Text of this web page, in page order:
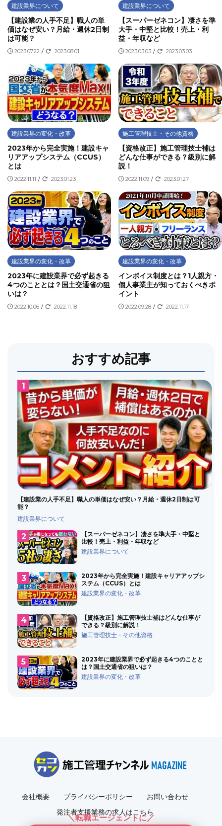
建設業界について
【建設業の人手不足】職人の単
価はなぜ安い？月給・週休2日制
は可能？
2023.07.22 / 2023.08.01
建設業界について
【スーパーゼネコン】凄さを準
大手・中堅と比較！売上・利
益・年収など
2023.03.03 / 2023.03.03
建設業界の変化・改革
2023年から完全実施！建設キャ
リアアップシステム（CCUS）
とは
2022.11.11 / 2023.01.23
施工管理技士・その他資格
【資格改正】施工管理技士補は
どんな仕事ができる？級別に解
説！
2022.11.09 / 2023.01.27
建設業界の変化・改革
2023年に建設業界で必ず起きる
4つのこととは？国土交通省の狙
いは？
2022.10.06 / 2022.11.18
建設業界の変化・改革
インボイス制度とは？1人親方・
個人事業主が知っておくべきポ
イント
2022.09.28 / 2022.11.17
おすすめ記事
【建設業の人手不足】職人の単価はなぜ安い？月給・週休2日制は可
能？
建設業界について
【スーパーゼネコン】凄さを準大手・中堅と
比較！売上・利益・年収など
建設業界について
2023年から完全実施！建設キャリアアップシ
ステム（CCUS）とは
建設業界の変化・改革
【資格改正】施工管理技士補はどんな仕事が
できる？級別に解説！
施工管理技士・その他資格
2023年に建設業界で必ず起きる4つのことと
は？国土交通省の狙いは？
建設業界の変化・改革
＼転職エージェントに／
会社概要 プライバシーポリシー
お問い合わせ
発注者支援業務の求人はこちら